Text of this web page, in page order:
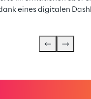
eines digitalen